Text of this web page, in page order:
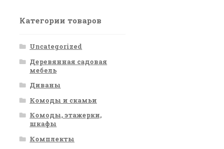
Категории товаров
Uncategorized
Деревянная садовая
мебель
Диваны
Комоды и скамьи
Комоды, этажерки,
шкафы
Комплекты